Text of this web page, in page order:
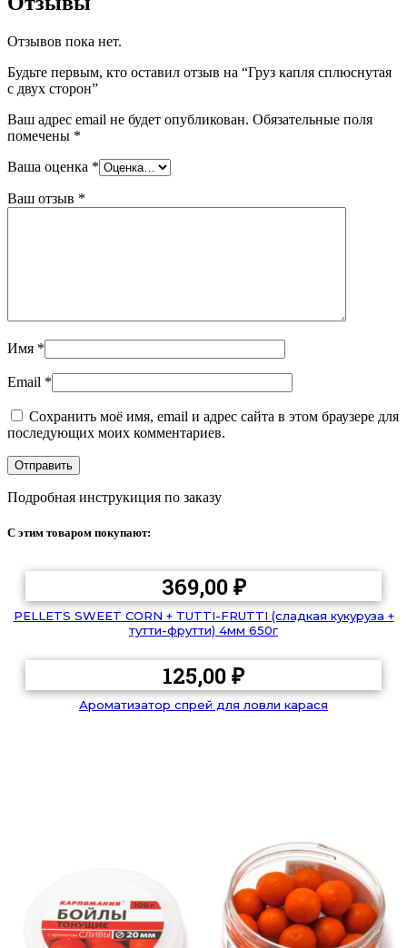
Отзывов пока нет.
Будьте первым, кто оставил отзыв на “Груз капля сплюснутая
с двух сторон”
Ваш адрес email не будет опубликован. Обязательные поля
помечены *
Ваша оценка *
Ваш отзыв *
Имя *
Email *
Сохранить моё имя, email и адрес сайта в этом браузере для
последующих моих комментариев.
Подробная инструкиция по заказу
С этим товаром покупают:
369,00₽
PELLETS SWEET CORN + TUTTI-FRUTTI (сладкая кукуруза +
тутти-фрутти) 4мм 650г
125,00₽
Ароматизатор спрей для ловли карася